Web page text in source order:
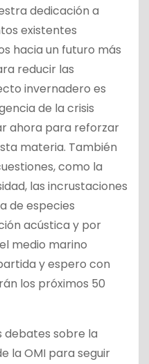
dedicación a
existentes
hacia un futuro más
reducir las
invernadero es
de la crisis
ahora para reforzar
materia. También
como la
las incrustaciones
de especies
acústica y por
medio marino
y espero con
los próximos 50
debates sobre la
la OMI para seguir